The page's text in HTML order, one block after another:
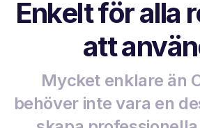
Enkelt för alla
att
Mycket enklare än
behöver inte vara en